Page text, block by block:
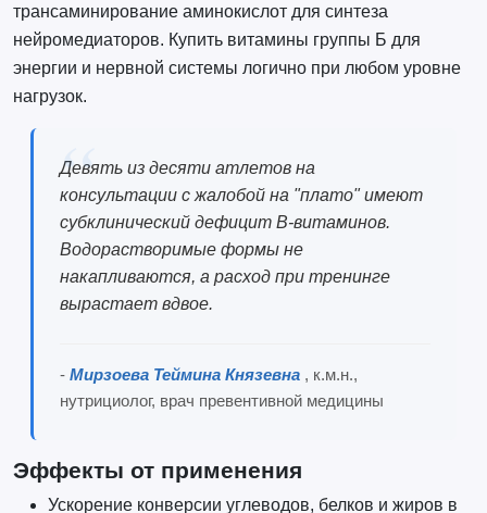
трансаминирование аминокислот для синтеза
нейромедиаторов. Купить витамины группы Б для
энергии и нервной системы логично при любом уровне
нагрузок.
Девять из десяти атлетов на
консультации с жалобой на "плато" имеют
субклинический дефицит B-витаминов.
Водорастворимые формы не
накапливаются, а расход при тренинге
вырастает вдвое.
- Мирзоева Теймина Князевна , к.м.н.,
нутрициолог, врач превентивной медицины
Эффекты от применения
Ускорение конверсии углеводов, белков и жиров в